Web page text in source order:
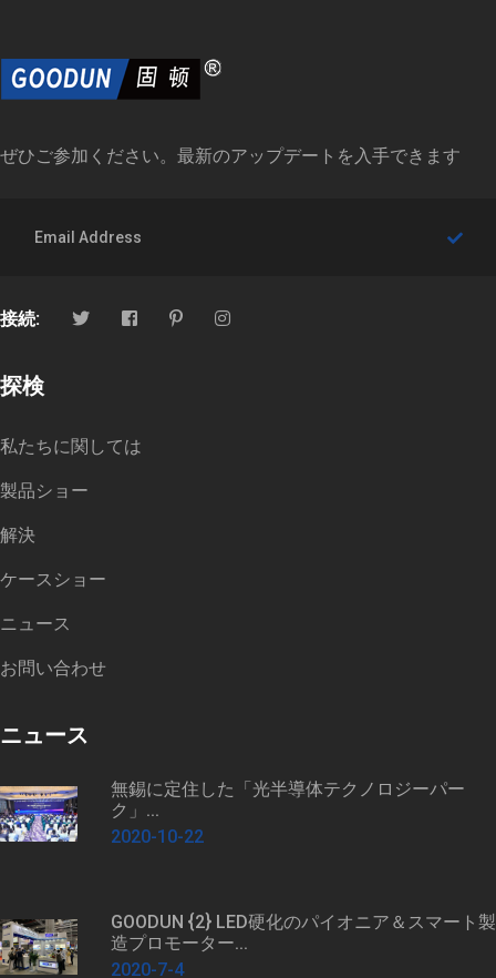
ぜひご参加ください。最新のアップデートを入手できます
接続:
探検
私たちに関しては
製品ショー
解決
ケースショー
ニュース
お問い合わせ
ニュース
無錫に定住した「光半導体テクノロジーパー
ク」...
2020-10-22
GOODUN {2} LED硬化のパイオニア＆スマート製
造プロモーター...
2020-7-4